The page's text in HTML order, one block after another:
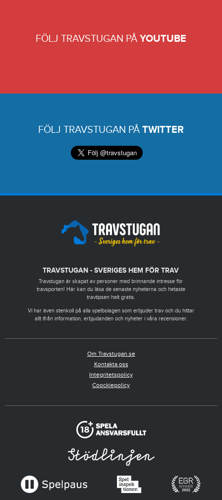
FÖLJ TRAVSTUGAN PÅ YOUTUBE
FÖLJ TRAVSTUGAN PÅ TWITTER
TRAVSTUGAN - SVERIGES HEM FÖR TRAV
Travstugan är skapat av personer med brinnande intresse för
travsporten! Här kan du läsa de senaste nyheterna och hetaste
travtipsen helt gratis.
Vi har även stenkoll på alla spelbolagen som erbjuder trav och du hittar
allt ifrån information, erbjudanden och nyheter i våra recensioner.
Om Travstugan.se
Kontakta oss
Integritetspolicy
Coockiepolicy